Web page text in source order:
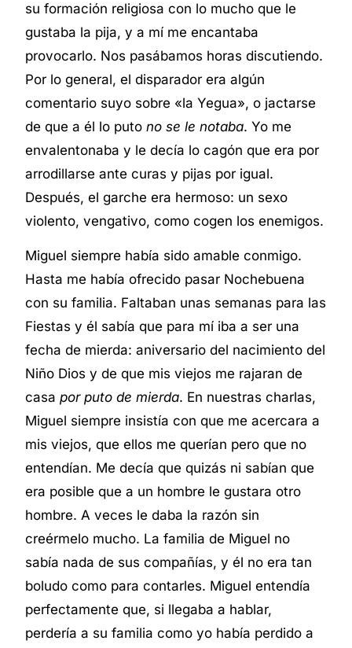
su formación religiosa con lo mucho que le
gustaba la pija, y a mí me encantaba
provocarlo. Nos pasábamos horas discutiendo.
Por lo general, el disparador era algún
comentario suyo sobre «la Yegua», o jactarse
de que a él lo putono se le notaba. Yo me
envalentonaba y le decía lo cagón que era por
arrodillarse ante curas y pijas por igual.
Después, el garche era hermoso: un sexo
violento, vengativo, como cogen los enemigos.
Miguel siempre había sido amable conmigo.
Hasta me había ofrecido pasar Nochebuena
con su familia. Faltaban unas semanas para las
Fiestas y él sabía que para mí iba a ser una
fecha de mierda: aniversario del nacimiento del
Niño Dios y de que mis viejos me rajaran de
casapor puto de mierda. En nuestras charlas,
Miguel siempre insistía con que me acercara a
mis viejos, que ellos me querían pero que no
entendían. Me decía que quizás ni sabían que
era posible que a un hombre le gustara otro
hombre. A veces le daba la razón sin
creérmelo mucho. La familia de Miguel no
sabía nada de sus compañías, y él no era tan
boludo como para contarles. Miguel entendía
perfectamente que, si llegaba a hablar,
perdería a su familia como yo había perdido a